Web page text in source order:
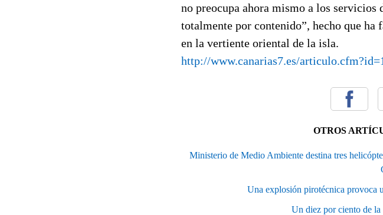
no preocupa ahora mismo a los servicios
totalmente por contenido”, hecho que
en la vertiente oriental de la isla.
http://www.canarias7.es/
OTROS
Ministerio de Medio Ambiente destina tres
Una explosión pirotécnica provoca
Un diez por ciento de